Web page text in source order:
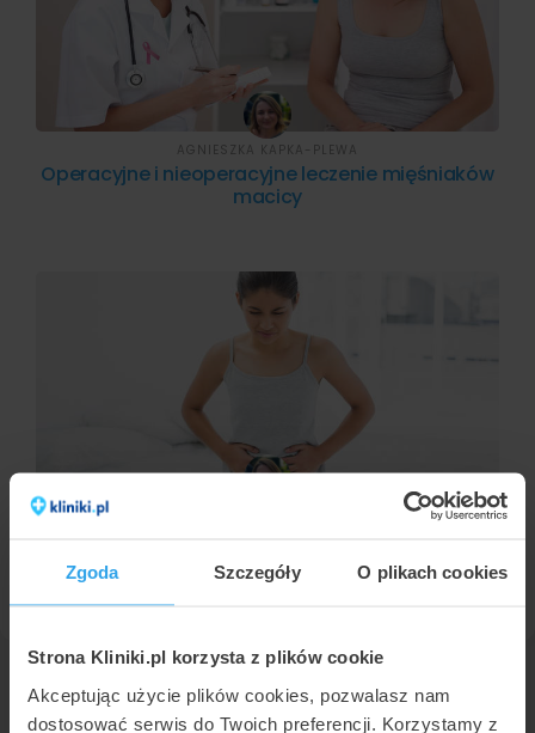
Zgoda Szczegóły O plikach cookies
Strona Kliniki.pl korzysta z plików cookie
Akceptując użycie plików cookies, pozwalasz nam
dostosować serwis do Twoich preferencji. Korzystamy z
Leczenie i operacje mięśniaków macicy
Operacyjne i nieoperacyjne leczenie mięśniaków
macicy
AGNIESZKA KAPKA-PLEWA
leczenia